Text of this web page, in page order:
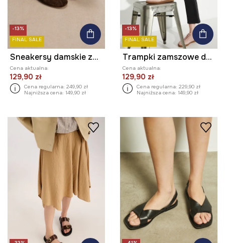
-13%
FINAL SALE
Sneakersy damskie zamszowe
Cena aktualna:
129,90 zł
Cena regularna: 249,90 zł
Najniższa cena: 149,90 zł
-13%
FINAL SALE
Trampki zamszowe damskie z elastyczną podeszwą kolor różowy
Cena aktualna:
129,90 zł
Cena regularna: 229,90 zł
Najniższa cena: 149,90 zł